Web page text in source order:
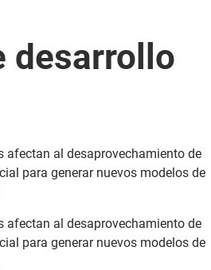
desarrollo
afectan al desaprovechamiento de
para generar nuevos modelos de
afectan al desaprovechamiento de
para generar nuevos modelos de